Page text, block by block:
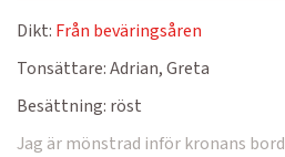
Dikt: Från beväringsåren
Tonsättare:Adrian, Greta
Besättning: röst
Jag är mönstrad inför kronans bord